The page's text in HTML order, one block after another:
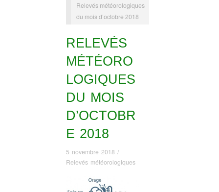
Relevés météorologiques
du mois d’octobre 2018
RELEVÉS
MÉTÉORO
LOGIQUES
DU MOIS
D’OCTOBR
E 2018
5 novembre 2018 /
Relevés météorologiques